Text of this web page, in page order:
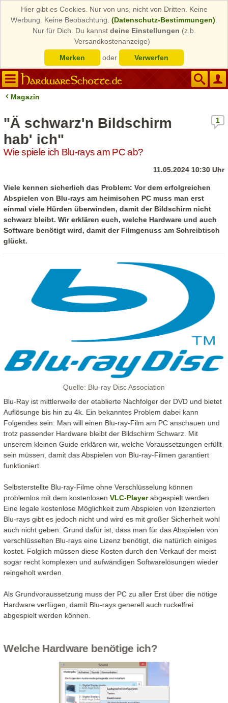
Hier gibt es Cookies. Nur von uns, nicht von Dritten. Keine
Werbung. Keine Beobachtung. (Datenschutz-Bestimmungen)
Nur für Dich. Du kannst deine Einstellungen (z.b.
Versandkostenanzeige)
Merken
oder Verwerfen
Magazin
"Ä schwarz'n Bildschirm
hab' ich"
Wie spiele ich Blu-rays am PC ab?
1
11.05.2024 10:30 Uhr
Viele kennen sicherlich das Problem: Vor dem erfolgreichen
Abspielen von Blu-rays am heimischen PC muss man erst
einmal viele Hürden überwinden, damit der Bildschirm nicht
schwarz bleibt. Wir erklären euch, welche Hardware und auch
Software benötigt wird, damit der Filmgenuss am Schreibtisch
glückt.
Quelle: Blu-ray Disc Association
Blu-Ray ist mittlerweile der etablierte Nachfolger der DVD und bietet
Auflösunge bis hin zu 4k. Ein bekanntes Problem dabei kann
Folgendes sein: Man will einen Blu-ray-Film am PC anschauen und
trotz passender Hardware bleibt der Bildschirm Schwarz. Mit
unserem kleinen Guide erklären wir, welche Voraussetzungen erfüllt
sein müssen, damit das Abspielen von Blu-ray-Filmen garantiert
funktioniert.
Selbsterstellte Blu-ray-Filme ohne Verschlüsselung können
problemlos mit dem kostenlosenVLC-Playerabgespielt werden.
Eine legale kostenlose Möglichkeit zum Abspielen von lizenzierten
Blu-rays gibt es jedoch nicht und wird es mit großer Sicherheit wohl
auch nicht geben. Grund dafür ist, dass man für das Abspielen von
verschlüsselten Blu-rays eine Lizenz benötigt, die natürlich einiges
kostet. Folglich müssen diese Kosten durch den Verkauf der meist
sogar recht komplexen und aufwändigen Softwarelösungen wieder
reingeholt werden.
Als Grundvoraussetzung muss der PC zu aller Erst über die nötige
Hardware verfügen, damit Blu-rays generell auch ruckelfrei
abgespielt werden können.
Welche Hardware benötige ich?